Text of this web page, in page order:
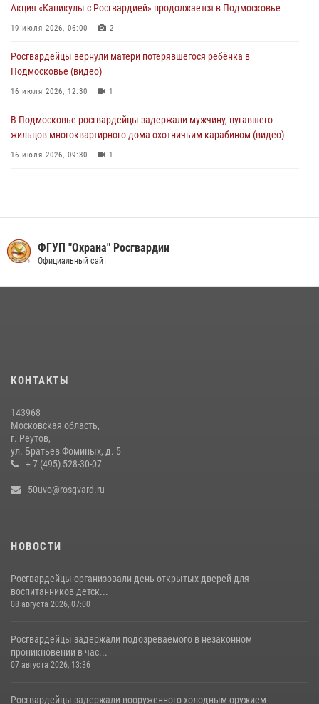
действиях в Подмосковье (видео)
31 июля 2026, 09:30 1
Акция «Каникулы с Росгвардией» продолжается в Подмосковье
19 июля 2026, 06:00 2
Росгвардейцы вернули матери потерявшегося ребёнка в
Подмосковье (видео)
16 июля 2026, 12:30 1
В Подмосковье росгвардейцы задержали мужчину, пугавшего
жильцов многоквартирного дома охотничьим карабином (видео)
16 июля 2026, 09:30 1
31 июля 2026, 14:00
Росгвардейцы пресекли кражу на крупную сумму с охраняемого
объекта в Подмосковье (видео)
14 июля 2026, 14:41
ФГУП "Охрана" Росгвардии
Официальный сайт
КОНТАКТЫ
143968
Московская область,
г. Реутов,
ул. Братьев Фоминых, д. 5
+ 7 (495) 528-30-07
50uvo@rosgvard.ru
НОВОСТИ
Росгвардейцы организовали день открытых дверей для
воспитанников детск...
08 августа 2026, 07:00
Росгвардейцы задержали подозреваемого в незаконном
проникновении в час...
07 августа 2026, 13:36
Росгвардейцы задержали вооруженного холодным оружием